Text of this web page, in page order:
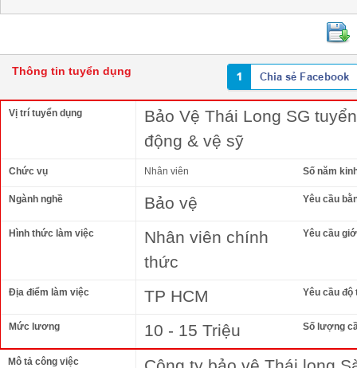
Thông tin tuyển dụng
Vị trí tuyển dụng
Bảo Vệ Thái Long SG
động & vệ sỹ
Chức vụ Nhân viên Số năm
Ngành nghề Bảo vệ Yêu cầu
Hình thức làm việc
Nhân viên chính
thức
Yêu cầu
Địa điểm làm việc TP HCM Yêu cầu độ
Mức lương 10 - 15 Triệu Số lượng
Mô tả công việc